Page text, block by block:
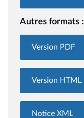
Autres formats :
Version PDF
Version HTML
Notice XML